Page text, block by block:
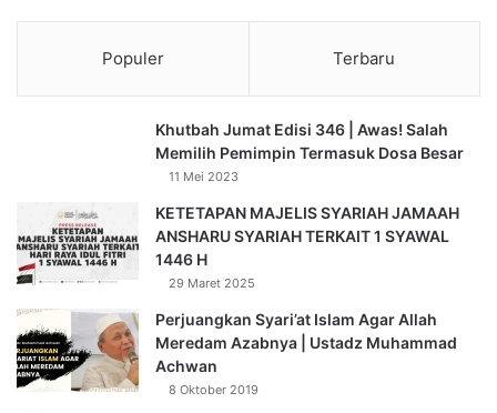
Populer Terbaru
Khutbah Jumat Edisi 346 | Awas! Salah
Memilih Pemimpin Termasuk Dosa Besar
11 Mei 2023
KETETAPAN MAJELIS SYARIAH JAMAAH
ANSHARU SYARIAH TERKAIT 1 SYAWAL
1446 H
29 Maret 2025
Perjuangkan Syari’at Islam Agar Allah
Meredam Azabnya | Ustadz Muhammad
Achwan
8 Oktober 2019